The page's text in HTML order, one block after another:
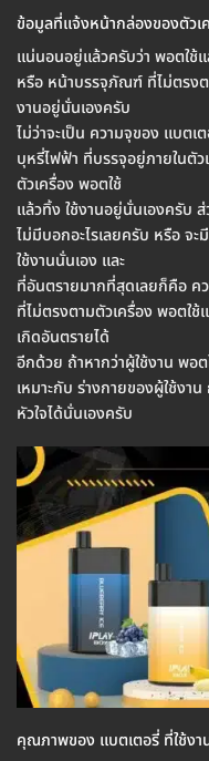
ข้อมูลที่แจ้งหน้ากล่องของตัวเ
แน่นอนอยู่แล้วครับว่า พอตใช้
หรือ หน้าบรรจุภัณฑ์ ที่ไม่ตรง
งานอยู่นั่นเองครับ
ไม่ว่าจะเป็น ความจุของ แบต
บุหรี่ไฟฟ้า ที่บรรจุอยู่ภายในตั
ตัวเครื่อง พอตใช้
แล้วทิ้ง ใช้งานอยู่นั่นเองครับ
ไม่มีบอกอะไรเลยครับ หรือ จ
ใช้งานนั่นเอง และ
ที่อันตรายมากที่สุดเลยก็คือ ค
ที่ไม่ตรงตามตัวเครื่อง พอตใช้
เกิดอันตรายได้
อีกด้วย ถ้าหากว่าผู้ใช้งาน พอ
เหมาะกับ ร่างกายของผู้ใช้งา
หัวใจได้นั่นเองครับ
คุณภาพของ แบตเตอรี่ ที่ใช้งา